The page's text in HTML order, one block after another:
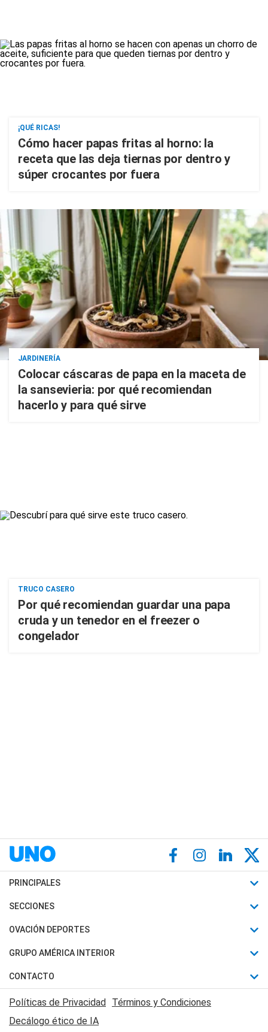
¡QUÉ RICAS!
Cómo hacer papas fritas al horno: la
receta que las deja tiernas por dentro y
súper crocantes por fuera
JARDINERÍA
Colocar cáscaras de papa en la maceta de
la sansevieria: por qué recomiendan
hacerlo y para qué sirve
TRUCO CASERO
Por qué recomiendan guardar una papa
cruda y un tenedor en el freezer o
congelador
PRINCIPALES
Últimas Noticias
Política
Judiciales
Economia
SECCIONES
Horóscopo
Motores
Trucos caseros
Series y Películas
Edictos y Solicitadas
OVACIÓN DEPORTES
Fútbol
Mundial
Automovilismo
Rugby
GRUPO AMÉRICA INTERIOR
Canal 7 en Vivo
CONTACTO
Acerca de Nosotros
Contactanos
Políticas de Privacidad Términos y Condiciones
Decálogo ético de IA